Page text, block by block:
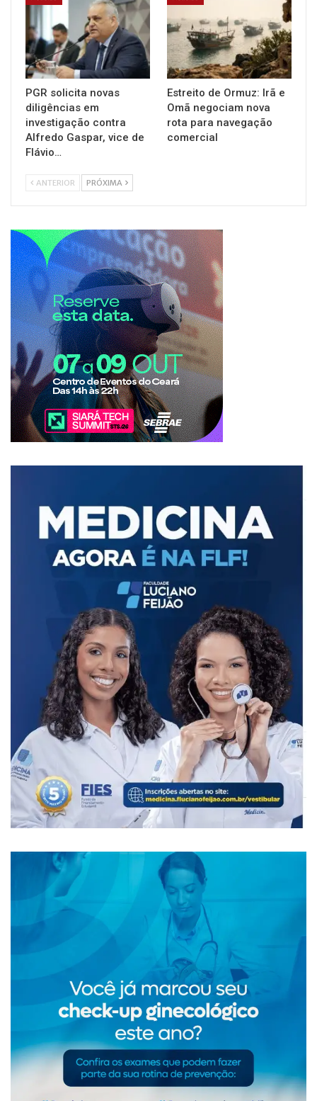
PGR solicita novas
diligências em
investigação contra
Alfredo Gaspar, vice de
Flávio…
Estreito de Ormuz: Irã e
Omã negociam nova
rota para navegação
comercial
ANTERIOR PRÓXIMA